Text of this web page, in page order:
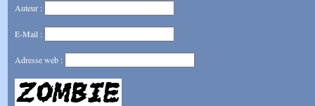
Auteur :
E-Mail :
Adresse web :